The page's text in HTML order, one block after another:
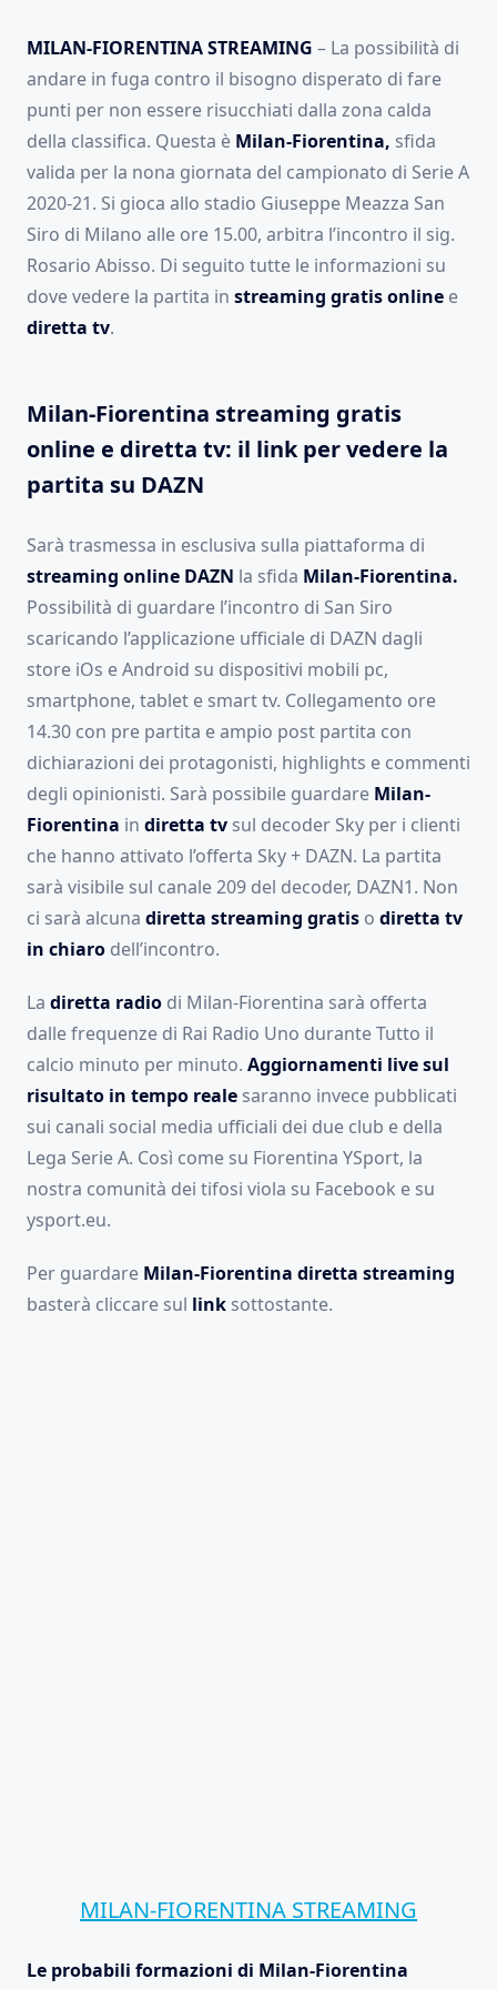
MILAN-FIORENTINA STREAMING – La possibilità di
andare in fuga contro il bisogno disperato di fare
punti per non essere risucchiati dalla zona calda
della classifica. Questa è Milan-Fiorentina, sfida
valida per la nona giornata del campionato di Serie A
2020-21. Si gioca allo stadio Giuseppe Meazza San
Siro di Milano alle ore 15.00, arbitra l’incontro il sig.
Rosario Abisso. Di seguito tutte le informazioni su
dove vedere la partita in streaming gratis online e
diretta tv.
Milan-Fiorentina streaming gratis
online e diretta tv: il link per vedere la
partita su DAZN
Sarà trasmessa in esclusiva sulla piattaforma di
streaming online DAZN la sfida Milan-Fiorentina.
Possibilità di guardare l’incontro di San Siro
scaricando l’applicazione ufficiale di DAZN dagli
store iOs e Android su dispositivi mobili pc,
smartphone, tablet e smart tv. Collegamento ore
14.30 con pre partita e ampio post partita con
dichiarazioni dei protagonisti, highlights e commenti
degli opinionisti. Sarà possibile guardare Milan-
Fiorentina in diretta tv sul decoder Sky per i clienti
che hanno attivato l’offerta Sky + DAZN. La partita
sarà visibile sul canale 209 del decoder, DAZN1. Non
ci sarà alcuna diretta streaming gratis o diretta tv
in chiaro dell’incontro.
La diretta radio di Milan-Fiorentina sarà offerta
dalle frequenze di Rai Radio Uno durante Tutto il
calcio minuto per minuto. Aggiornamenti live sul
risultato in tempo reale saranno invece pubblicati
sui canali social media ufficiali dei due club e della
Lega Serie A. Così come su Fiorentina YSport, la
nostra comunità dei tifosi viola su Facebook e su
ysport.eu.
Per guardare Milan-Fiorentina diretta streaming
basterà cliccare sul link sottostante.
MILAN-FIORENTINA STREAMING
Le probabili formazioni di Milan-Fiorentina